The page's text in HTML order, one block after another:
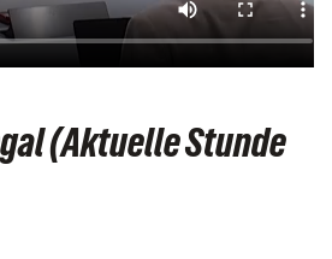
(Aktuelle Stunde